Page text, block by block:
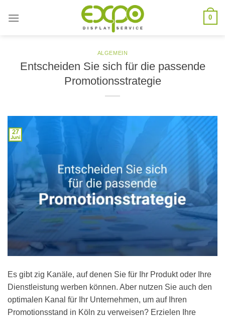
0
ALGEMEIN
Entscheiden Sie sich für die passende
Promotionsstrategie
27
Juni
Es gibt zig Kanäle, auf denen Sie für Ihr Produkt oder Ihre
Dienstleistung werben können. Aber nutzen Sie auch den
optimalen Kanal für Ihr Unternehmen, um auf Ihren
Promotionsstand in Köln zu verweisen? Erzielen Ihre